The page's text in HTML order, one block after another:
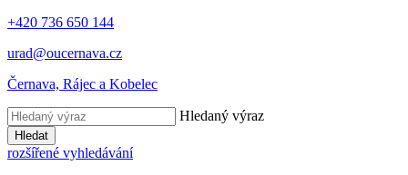
+420 736 650 144
urad@oucernava.cz
Černava, Rájec a Kobelec
Hledaný výraz
Hledat
rozšířené vyhledávání